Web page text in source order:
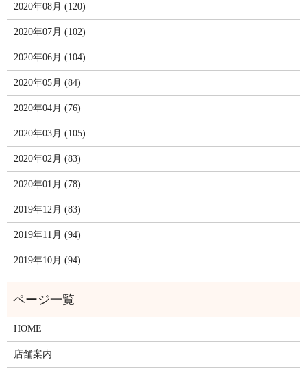
2020年08月 (120)
2020年07月 (102)
2020年06月 (104)
2020年05月 (84)
2020年04月 (76)
2020年03月 (105)
2020年02月 (83)
2020年01月 (78)
2019年12月 (83)
2019年11月 (94)
2019年10月 (94)
HOME
店舗案内